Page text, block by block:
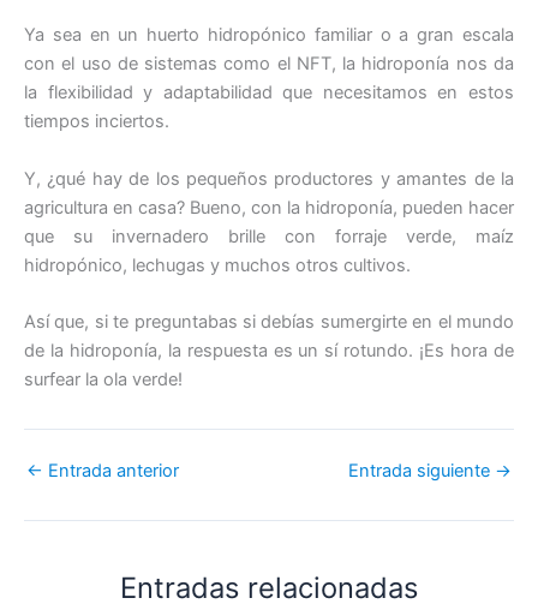
Ya sea en un huerto hidropónico familiar o a gran escala
con el uso de sistemas como el NFT, la hidroponía nos da
la flexibilidad y adaptabilidad que necesitamos en estos
tiempos inciertos.
Y, ¿qué hay de los pequeños productores y amantes de la
agricultura en casa? Bueno, con la hidroponía, pueden hacer
que su invernadero brille con forraje verde, maíz
hidropónico, lechugas y muchos otros cultivos.
Así que, si te preguntabas si debías sumergirte en el mundo
de la hidroponía, la respuesta es un sí rotundo. ¡Es hora de
surfear la ola verde!
← Entrada anterior Entrada siguiente →
Entradas relacionadas